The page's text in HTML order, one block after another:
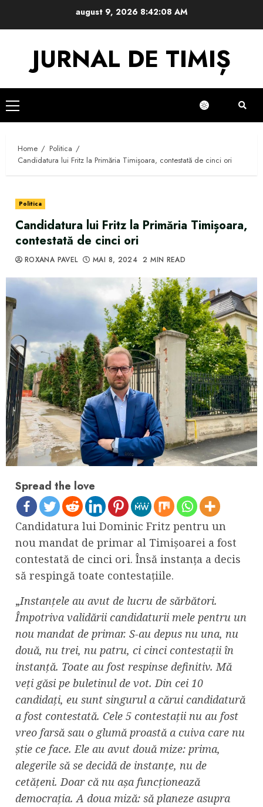
august 9, 2026 8:42:09 AM
JURNAL DE TIMIȘ
Primary
Menu
Home
Politica
Candidatura lui Fritz la Primăria Timișoara, contestată de cinci ori
Politica
Candidatura lui Fritz la Primăria Timișoara,
contestată de cinci ori
ROXANA PAVEL MAI 8, 2024 2 MIN READ
Spread the love
Candidatura lui Dominic Fritz pentru un
nou mandat de primar al Timișoarei a fost
contestată de cinci ori. Însă instanța a decis
să respingă toate contestațiile.
„Instanțele au avut de lucru de sărbători.
Împotriva validării candidaturii mele pentru un
nou mandat de primar. S-au depus nu una, nu
două, nu trei, nu patru, ci cinci contestații în
instanță. Toate au fost respinse definitiv. Mă
veți găsi pe buletinul de vot. Din cei 10
candidați, eu sunt singurul a cărui candidatură
a fost contestată. Cele 5 contestații nu au fost
vreo farsă sau o glumă proastă a cuiva care nu
știe ce face. Ele au avut două mize: prima,
alegerile să se decidă de instanțe, nu de
cetățeni. Doar că nu așa funcționează
democrația. A doua miză: să planeze asupra